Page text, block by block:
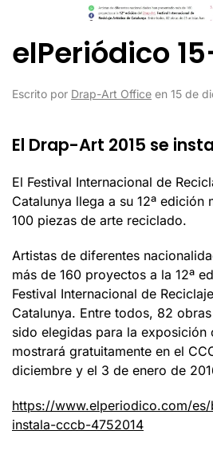
elPeriódico
Escrito por Drap-Art Office en 15 de
El Drap-Art 2015 se
El Festival Internacional de
Catalunya llega a su 12ª edición
100 piezas de arte reciclado.
Artistas de diferentes
más de 160 proyectos a la 12ª
Festival Internacional de
Catalunya. Entre todos, 82
sido elegidas para la exposición
mostrará gratuitamente en el
diciembre y el 3 de enero de
https://www.elperiodico.com/
instala-cccb-4752014